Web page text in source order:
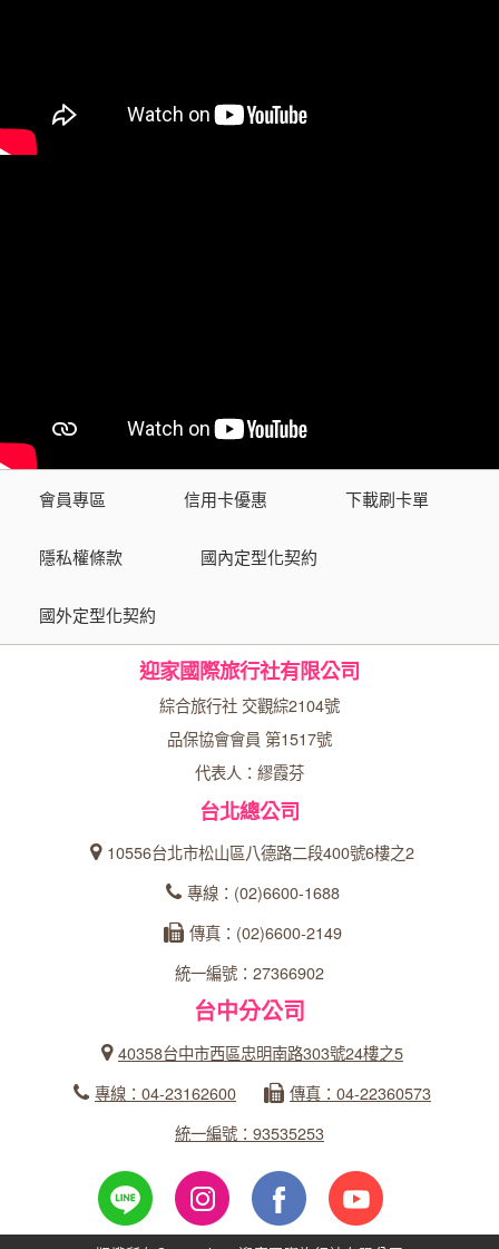
會員專區 信用卡優惠 下載刷卡單
隱私權條款 國內定型化契約
國外定型化契約
迎家國際旅行社有限公司
綜合旅行社 交觀綜2104號
品保協會會員 第1517號
代表人：繆霞芬
台北總公司
10556台北市松山區八德路二段400號6樓之2
專線：(02)6600-1688
傳真：(02)6600-2149
統一編號：27366902
台中分公司
40358台中市西區忠明南路303號24樓之5
專線：04-23162600
傳真：04-22360573
統一編號：93535253